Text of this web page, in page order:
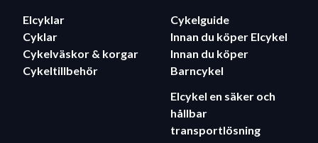
Elcyklar
Cyklar
Cykelväskor & korgar
Cykeltillbehör
Cykelguide
Innan du köper Elcykel
Innan du köper
Barncykel
Elcykel en säker och
hållbar
transportlösning